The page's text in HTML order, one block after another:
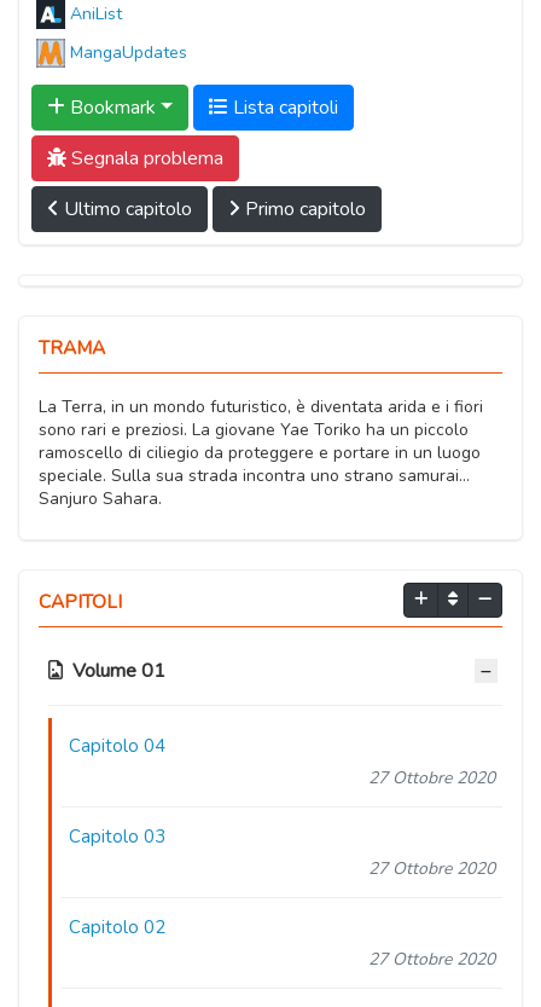
AniList
MangaUpdates
Bookmark
Lista capitoli
Segnala problema
Ultimo capitolo
Primo capitolo
TRAMA
La Terra, in un mondo futuristico, è diventata arida e i fiori
sono rari e preziosi. La giovane Yae Toriko ha un piccolo
ramoscello di ciliegio da proteggere e portare in un luogo
speciale. Sulla sua strada incontra uno strano samurai...
Sanjuro Sahara.
CAPITOLI
Volume 01
Capitolo 04
27 Ottobre 2020
Capitolo 03
27 Ottobre 2020
Capitolo 02
27 Ottobre 2020